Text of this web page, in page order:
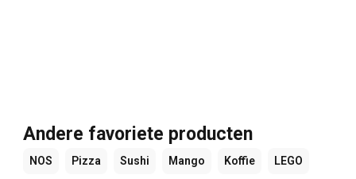
Andere favoriete producten
NOS Pizza Sushi Mango Koffie LEGO